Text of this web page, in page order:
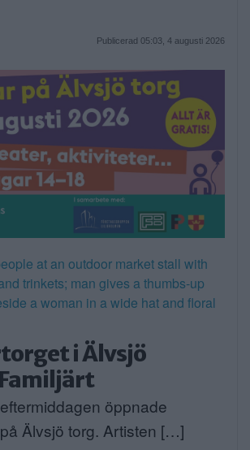
Publicerad 05:03, 4 augusti 2026
i Älvsjö
öppnade
Älvsjö torg. Artisten […]